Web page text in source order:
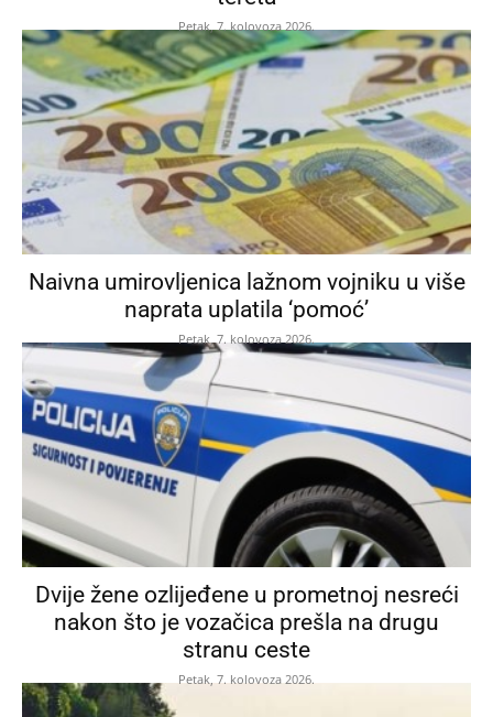
Petak, 7. kolovoza 2026.
Naivna umirovljenica lažnom vojniku u više
naprata uplatila ‘pomoć’
Petak, 7. kolovoza 2026.
Dvije žene ozlijeđene u prometnoj nesreći
nakon što je vozačica prešla na drugu
stranu ceste
Petak, 7. kolovoza 2026.